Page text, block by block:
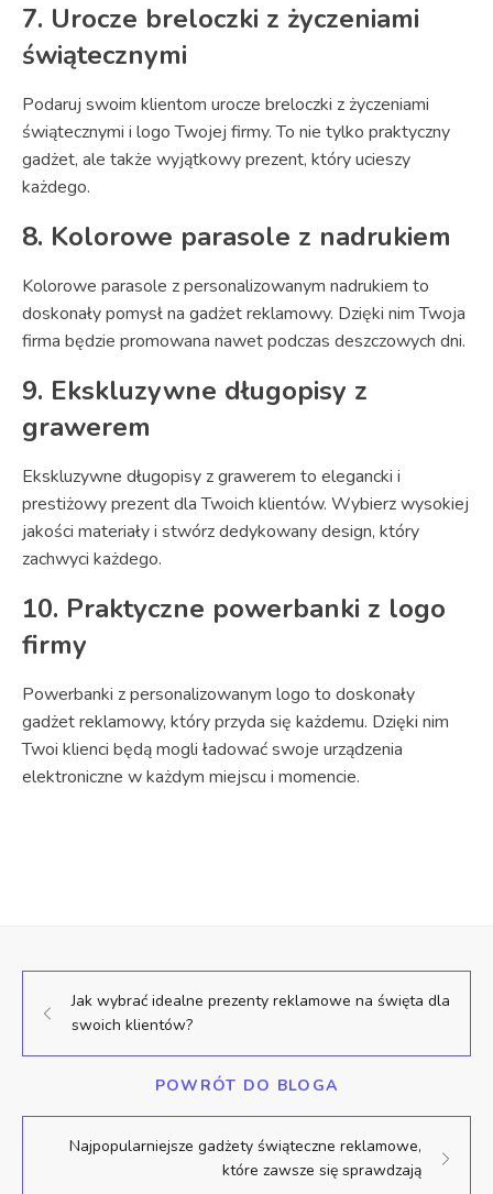
7. Urocze breloczki z życzeniami
świątecznymi
Podaruj swoim klientom urocze breloczki z życzeniami
świątecznymi i logo Twojej firmy. To nie tylko praktyczny
gadżet, ale także wyjątkowy prezent, który ucieszy
każdego.
8. Kolorowe parasole z nadrukiem
Kolorowe parasole z personalizowanym nadrukiem to
doskonały pomysł na gadżet reklamowy. Dzięki nim Twoja
firma będzie promowana nawet podczas deszczowych dni.
9. Ekskluzywne długopisy z
grawerem
Ekskluzywne długopisy z grawerem to elegancki i
prestiżowy prezent dla Twoich klientów. Wybierz wysokiej
jakości materiały i stwórz dedykowany design, który
zachwyci każdego.
10. Praktyczne powerbanki z logo
firmy
Powerbanki z personalizowanym logo to doskonały
gadżet reklamowy, który przyda się każdemu. Dzięki nim
Twoi klienci będą mogli ładować swoje urządzenia
elektroniczne w każdym miejscu i momencie.
Jak wybrać idealne prezenty reklamowe na święta dla
swoich klientów?
POWRÓT DO BLOGA
Najpopularniejsze gadżety świąteczne reklamowe,
które zawsze się sprawdzają